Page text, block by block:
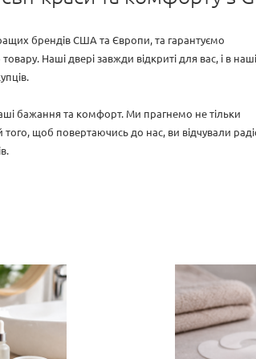
брендів США та Європи, та гарантуємо
Наші двері завжди відкриті для вас, і в
бажання та комфорт. Ми прагнемо не тільки
щоб повертаючись до нас, ви відчували